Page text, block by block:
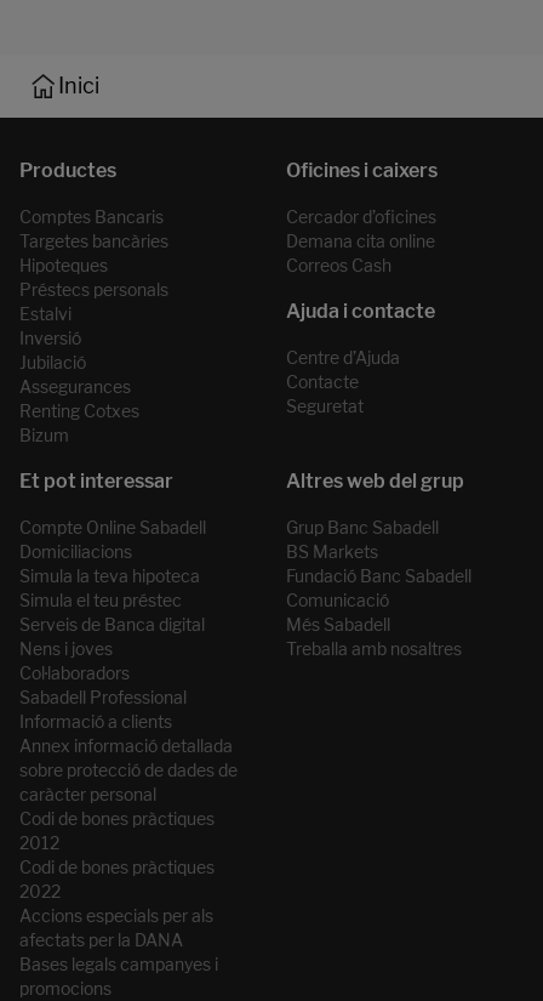
Inici
Comptes Bancaris
Targetes bancàries
Hipoteques
Préstecs personals
Estalvi
Inversió
Jubilació
Assegurances
Renting Cotxes
Bizum
Cercador d’oficines
Demana cita online
Correos Cash
Centre d’Ajuda
Contacte
Seguretat
Compte Online Sabadell
Domiciliacions
Simula la teva hipoteca
Simula el teu préstec
Serveis de Banca digital
Nens i joves
Col·laboradors
Sabadell Professional
Informació a clients
Annex informació detallada
sobre protecció de dades de
caràcter personal
Codi de bones pràctiques
2012
Codi de bones pràctiques
2022
Accions especials per als
afectats per la DANA
Bases legals campanyes i
promocions
Grup Banc Sabadell
BS Markets
Fundació Banc Sabadell
Comunicació
Més Sabadell
Treballa amb nosaltres